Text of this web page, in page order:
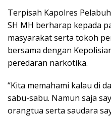
Terpisah Kapolres
SH MH berharap kepada
masyarakat serta tokoh
bersama dengan
peredaran narkotika.
“Kita memahami kalau di
sabu-sabu. Namun saja
orangtua serta saudara